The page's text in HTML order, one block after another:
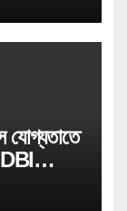
যোগ্যতাতে